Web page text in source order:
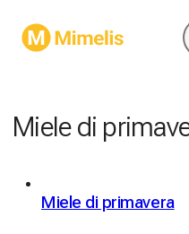
Miele di
Miele di primavera